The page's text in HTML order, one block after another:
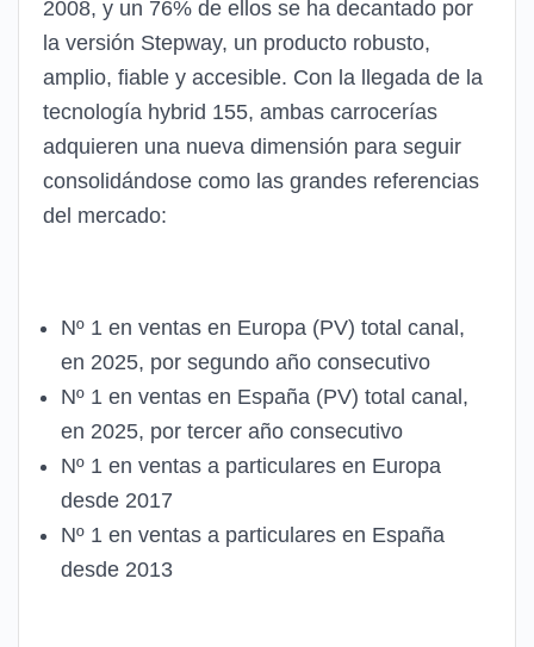
2008, y un 76% de ellos se ha decantado por
la versión Stepway, un producto robusto,
amplio, fiable y accesible. Con la llegada de la
tecnología hybrid 155, ambas carrocerías
adquieren una nueva dimensión para seguir
consolidándose como las grandes referencias
del mercado:
Nº 1 en ventas en Europa (PV) total canal,
en 2025, por segundo año consecutivo
Nº 1 en ventas en España (PV) total canal,
en 2025, por tercer año consecutivo
Nº 1 en ventas a particulares en Europa
desde 2017
Nº 1 en ventas a particulares en España
desde 2013